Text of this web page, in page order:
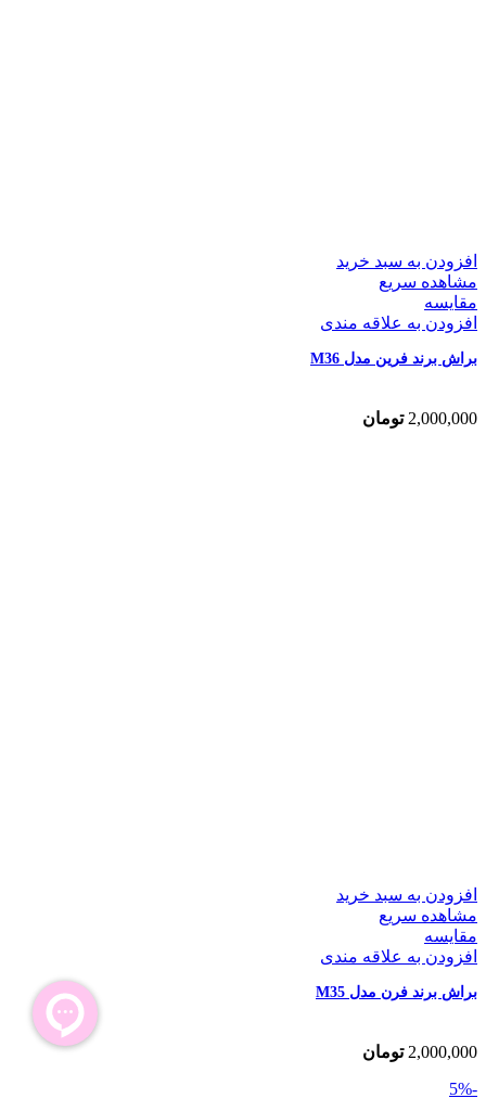
افزودن به سبد خرید
مشاهده سریع
مقایسه
افزودن به علاقه مندی
براش برند فرین مدل M36
2,000,000 تومان
افزودن به سبد خرید
مشاهده سریع
مقایسه
افزودن به علاقه مندی
براش برند فرن مدل M35
2,000,000 تومان
-5%